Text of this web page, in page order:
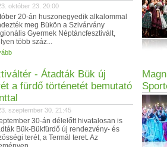
október 23. 20:00
20-án huszonegyedik alkalommal
meg Bükön a Szivárvány
Gyermek Néptáncfesztivált,
több száz...
- Átadták Bük új
a fürdő történetét bemutató
szeptember 30. 21:45
30-án délelőtt hivatalosan is
Bük-Bükfürdő új rendezvény- és
terét, a Termál teret. Az